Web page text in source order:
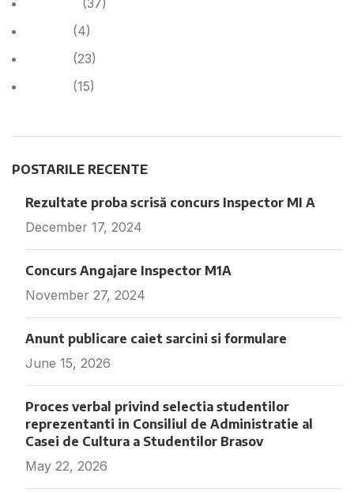
(37)
(4)
(23)
(15)
POSTARILE RECENTE
Rezultate proba scrisă concurs Inspector MI A
December 17, 2024
Concurs Angajare Inspector M1A
November 27, 2024
Anunt publicare caiet sarcini si formulare
June 15, 2026
Proces verbal privind selectia studentilor
reprezentanti in Consiliul de Administratie al
Casei de Cultura a Studentilor Brasov
May 22, 2026